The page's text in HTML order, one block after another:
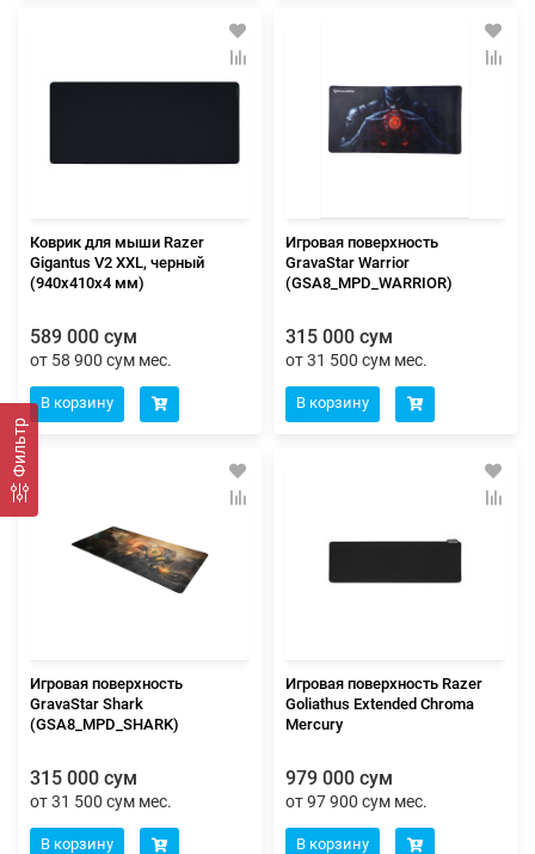
Фильтр
Коврик для мыши Razer
Gigantus V2 XXL, черный
(940x410x4 мм)
589 000 сум
от 58 900 сум мес.
В корзину
Игровая поверхность
GravaStar Warrior
(GSA8_MPD_WARRIOR)
315 000 сум
от 31 500 сум мес.
В корзину
Игровая поверхность
GravaStar Shark
(GSA8_MPD_SHARK)
315 000 сум
от 31 500 сум мес.
В корзину
Игровая поверхность Razer
Goliathus Extended Chroma
Mercury
979 000 сум
от 97 900 сум мес.
В корзину